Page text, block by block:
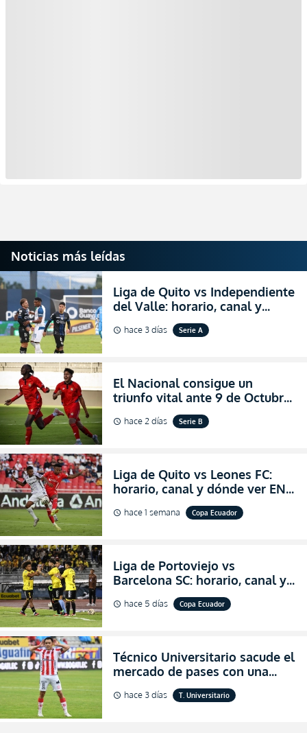
Noticias más leídas
Liga de Quito vs Independiente
del Valle: horario, canal y
dónde ver EN VIVO el
partidazo por la fecha 24 de la
schedule hace 3 días Serie A
El Nacional consigue un
triunfo vital ante 9 de Octubre
para encender la fe en la
salvación
schedule hace 2 días Serie B
Liga de Quito vs Leones FC:
horario, canal y dónde ver EN
VIVO los octavos de final de la
Copa Ecuador 2026
schedule hace 1 semana Copa Ecuador
Liga de Portoviejo vs
Barcelona SC: horario, canal y
dónde ver EN VIVO los octavos
de final de la Copa Ecuador
schedule hace 5 días Copa Ecuador
Técnico Universitario sacude el
mercado de pases con una
verdadera revolución para
asegurar la permanencia
schedule hace 3 días T. Universitario